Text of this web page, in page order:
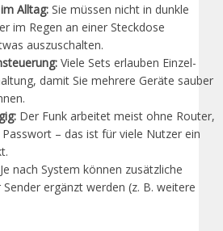
Alltag: Sie müssen nicht in dunkle
im Regen an einer Steckdose
auszuschalten.
Viele Sets erlauben Einzel-
damit Sie mehrere Geräte sauber
Der Funk arbeitet meist ohne Router,
– das ist für viele Nutzer ein
Je nach System können zusätzliche
ergänzt werden (z. B. weitere